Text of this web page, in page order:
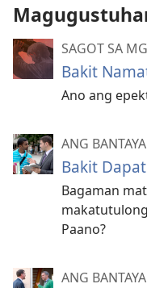
SAGOT SA
Bakit
Ano ang
ANG
Bakit
Bagaman
Paano?
ANG